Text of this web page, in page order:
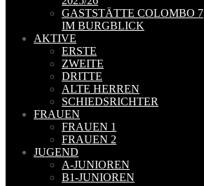
GASTSTÄTTE COLOMBO 7
IM BURGBLICK
AKTIVE
ERSTE
ZWEITE
DRITTE
ALTE HERREN
SCHIEDSRICHTER
FRAUEN
FRAUEN 1
FRAUEN 2
JUGEND
A-JUNIOREN
B1-JUNIOREN